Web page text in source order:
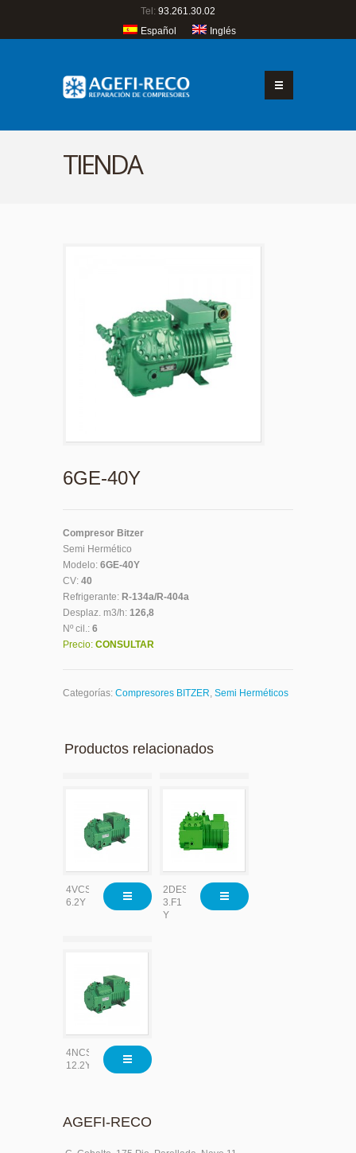
Tel: 93.261.30.02
Español
Inglés
TIENDA
6GE-40Y
Compresor Bitzer
Semi Hermético
Modelo: 6GE-40Y
CV: 40
Refrigerante: R-134a/R-404a
Desplaz. m3/h: 126,8
Nº cil.: 6
Precio: CONSULTAR
Categorías: Compresores BITZER, Semi Herméticos
Productos relacionados
4VCS-
6.2Y
2DES-
3.F1
Y
4NCS-
12.2Y
AGEFI-RECO